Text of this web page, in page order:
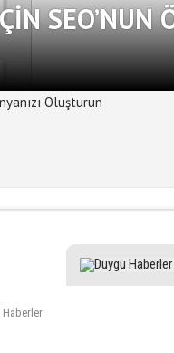
SEO’NUN
Haberler